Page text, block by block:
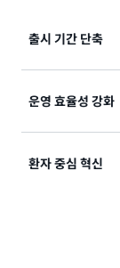
출시 기간 단축
도구 포트폴
하여 신속하
해 더욱 빠
운영 효율성 강화
기회를 파악
환자 중심 혁신